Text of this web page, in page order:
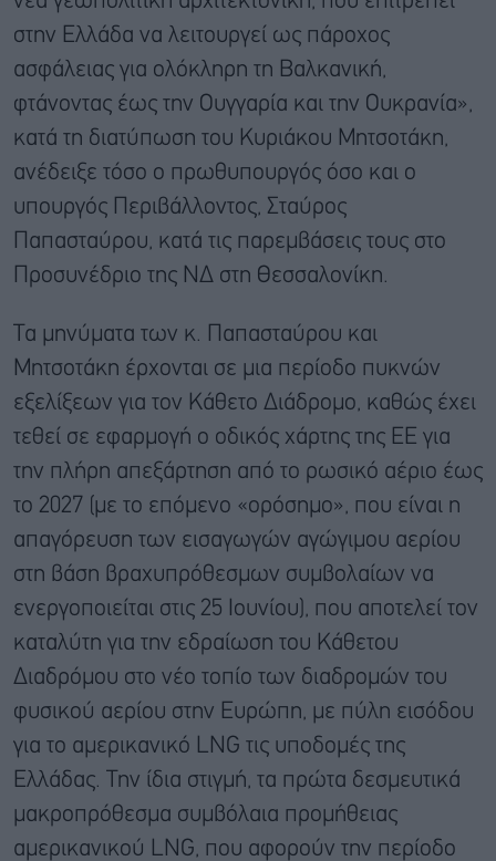
στην Ελλάδα να λειτουργεί ως πάροχος
ασφάλειας για ολόκληρη τη Βαλκανική,
φτάνοντας έως την Ουγγαρία και την Ουκρανία»,
κατά τη διατύπωση του Κυριάκου Μητσοτάκη,
ανέδειξε τόσο ο πρωθυπουργός όσο και ο
υπουργός Περιβάλλοντος, Σταύρος
Παπασταύρου, κατά τις παρεμβάσεις τους στο
Προσυνέδριο της ΝΔ στη Θεσσαλονίκη.
Τα μηνύματα των κ. Παπασταύρου και
Μητσοτάκη έρχονται σε μια περίοδο πυκνών
εξελίξεων για τον Κάθετο Διάδρομο, καθώς έχει
τεθεί σε εφαρμογή ο οδικός χάρτης της ΕΕ για
την πλήρη απεξάρτηση από το ρωσικό αέριο έως
το 2027 (με το επόμενο «ορόσημο», που είναι η
απαγόρευση των εισαγωγών αγώγιμου αερίου
στη βάση βραχυπρόθεσμων συμβολαίων να
ενεργοποιείται στις 25 Ιουνίου), που αποτελεί τον
καταλύτη για την εδραίωση του Κάθετου
Διαδρόμου στο νέο τοπίο των διαδρομών του
φυσικού αερίου στην Ευρώπη, με πύλη εισόδου
για το αμερικανικό LNG τις υποδομές της
Ελλάδας. Την ίδια στιγμή, τα πρώτα δεσμευτικά
μακροπρόθεσμα συμβόλαια προμήθειας
αμερικανικού LNG, που αφορούν την περίοδο